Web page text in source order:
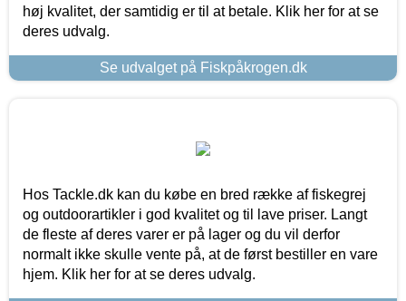
høj kvalitet, der samtidig er til at betale. Klik her for at se
deres udvalg.
Se udvalget på Fiskpåkrogen.dk
Hos Tackle.dk kan du købe en bred række af fiskegrej
og outdoorartikler i god kvalitet og til lave priser. Langt
de fleste af deres varer er på lager og du vil derfor
normalt ikke skulle vente på, at de først bestiller en vare
hjem. Klik her for at se deres udvalg.